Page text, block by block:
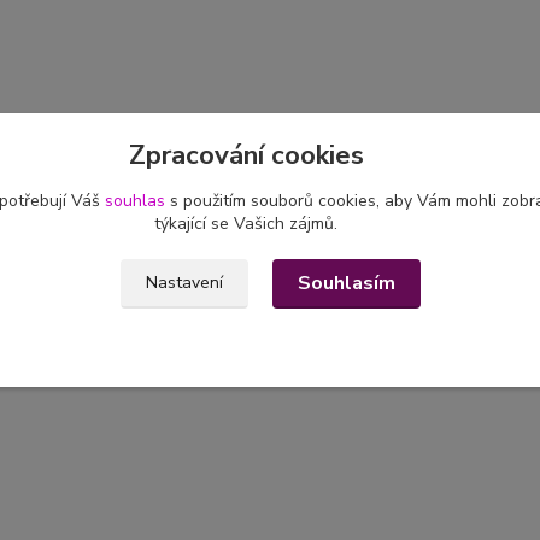
Zpracování cookies
Váš souhlas s použitím souborů cookies, aby Vám mohli
týkající se Vašich zájmů.
Nastavení Souhlasím